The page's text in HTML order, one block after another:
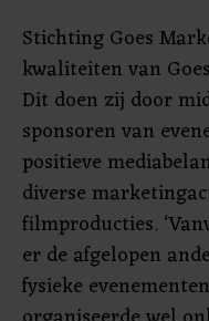
Stichting Goes
kwaliteiten van
Dit doen zij door
sponsoren van
positieve
diverse
filmproducties.
er de afgelopen
fysieke